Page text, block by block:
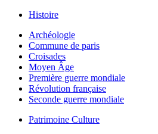
Histoire
Archéologie
Commune de paris
Croisades
Moyen Âge
Première guerre mondiale
Révolution française
Seconde guerre mondiale
Patrimoine Culture